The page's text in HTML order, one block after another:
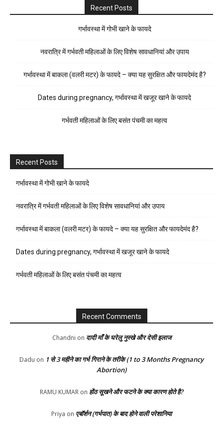
Recent Posts
गर्भावस्था में गोभी खाने के फायदे
नवरात्रि में गर्भवती महिलाओं के लिए विशेष सावधानियां और उपाय
गर्भावस्था में बाकला (वलरी मटर) के फायदे – क्या यह सुरक्षित और फायदेमंद है?
Dates during pregnancy, गर्भावस्था में खजूर खाने के फायदे
गर्भवती महिलाओं के लिए बसंत पंचमी का महत्व
Recent Posts
गर्भावस्था में गोभी खाने के फायदे
नवरात्रि में गर्भवती महिलाओं के लिए विशेष सावधानियां और उपाय
गर्भावस्था में बाकला (वलरी मटर) के फायदे – क्या यह सुरक्षित और फायदेमंद है?
Dates during pregnancy, गर्भावस्था में खजूर खाने के फायदे
गर्भवती महिलाओं के लिए बसंत पंचमी का महत्व
Recent Comments
Chandni on दादी माँ के घरेलु नुस्खे और देसी इलाज
Dadu on 1 से 3 महीने का गर्भ गिराने के तरीके (1 to 3 Months Pregnancy
Abortion)
RAMU KUMAR on होंठ सूखने और फटने के क्या कारण होते है?
Priya on एबॉर्शन (गर्भपात) के बाद होने वाली परेशानिया